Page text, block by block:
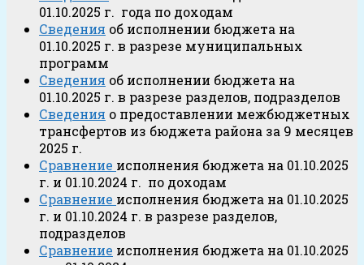
01.10.2025 г. года по доходам
Сведения об исполнении бюджета на
01.10.2025 г. в разрезе муниципальных
программ
Сведения об исполнении бюджета на
01.10.2025 г. в разрезе разделов, подразделов
Сведения о предоставлении межбюджетных
трансфертов из бюджета района за 9 месяцев
2025 г.
Сравнение исполнения бюджета на 01.10.2025
г. и 01.10.2024 г. по доходам
Сравнение исполнения бюджета на 01.10.2025
г. и 01.10.2024 г. в разрезе разделов,
подразделов
Сравнение исполнения бюджета на 01.10.2025